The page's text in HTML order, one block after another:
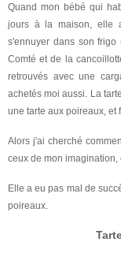
Quand mon bébé qui
jours à la maison, elle
s'ennuyer dans son
Comté et de la
retrouvés avec une
achetés moi aussi. La
une tarte aux poireaux, et
Alors j'ai cherché
ceux de mon imagination,
Elle a eu pas mal de
poireaux.